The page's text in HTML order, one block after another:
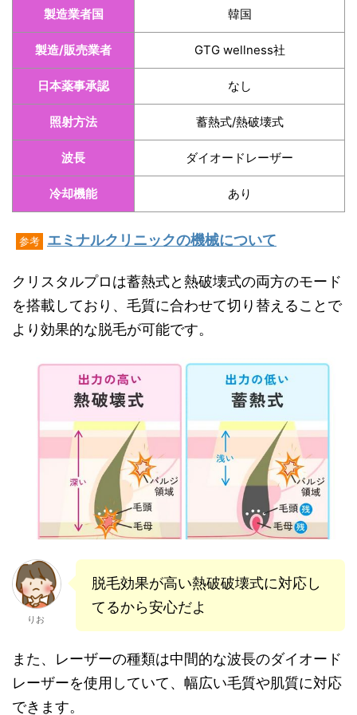
製造業者国 韓国
製造/販売業者 GTG wellness社
日本薬事承認 なし
照射方法 蓄熱式/熱破壊式
波長 ダイオードレーザー
冷却機能 あり
参考 エミナルクリニックの機械について
クリスタルプロは蓄熱式と熱破壊式の両方のモード
を搭載しており、毛質に合わせて切り替えることで
より効果的な脱毛が可能です。
りお
脱毛効果が高い熱破破壊式に対応し
てるから安心だよ
また、レーザーの種類は中間的な波長のダイオード
レーザーを使用していて、幅広い毛質や肌質に対応
できます。